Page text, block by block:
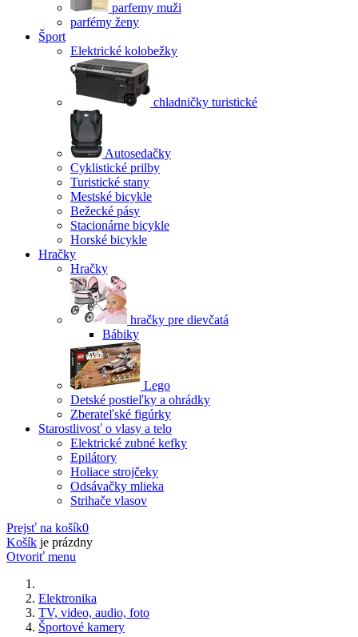
parfemy muži
parfémy ženy
Šport
Elektrické kolobežky
chladničky turistické
Autosedačky
Cyklistické prilby
Turistické stany
Mestské bicykle
Bežecké pásy
Stacionárne bicykle
Horské bicykle
Hračky
Hračky
hračky pre dievčatá
Bábiky
Lego
Detské postieľky a ohrádky
Zberateľské figúrky
Starostlivosť o vlasy a telo
Elektrické zubné kefky
Epilátory
Holiace strojčeky
Odsávačky mlieka
Strihače vlasov
Prejsť na košík0
Košík je prázdny
Otvoriť menu
Elektronika
TV, video, audio, foto
Športové kamery